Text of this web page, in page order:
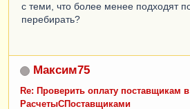
с теми, что более менее подходят
перебирать?
Максим75
Re: Проверить оплату поставщикам в
РасчетыСПоставщиками